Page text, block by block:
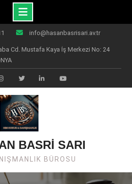
info@hasanbasrisari.av.tr
Cd. Mustafa Kaya İş Merkezi No: 24
InstagramTwiter LinkedinYoutube
BASRİ SARI
BÜROSU